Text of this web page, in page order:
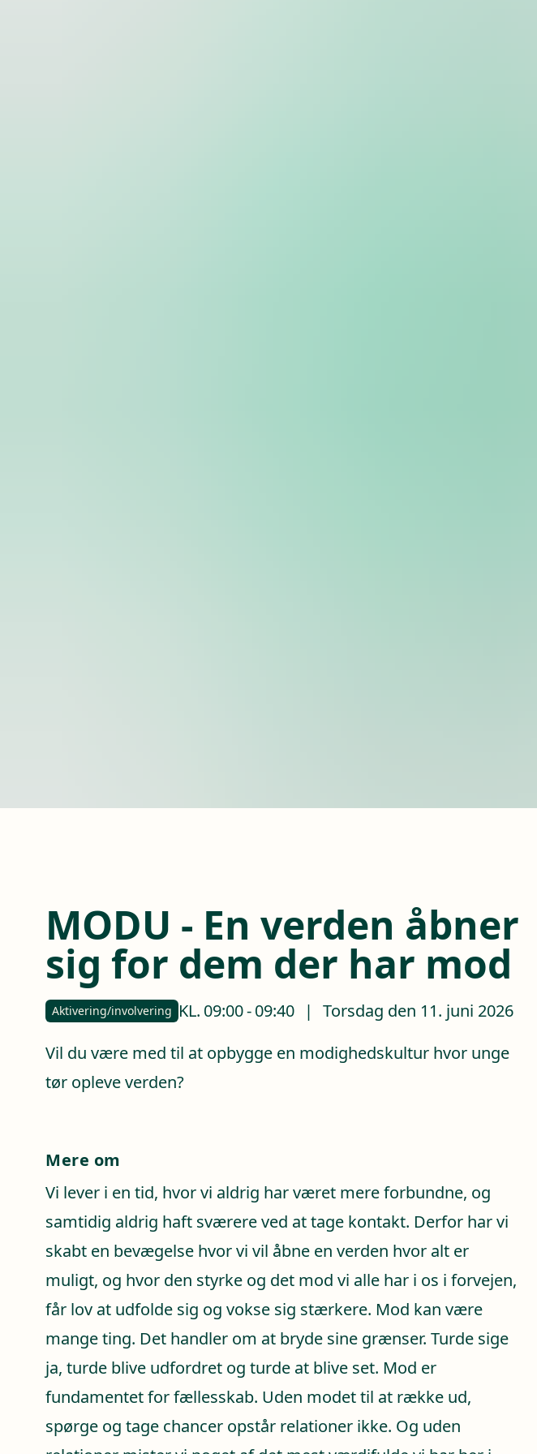
MODU - En verden åbner
sig for dem der har mod
Aktivering/involvering KL. 09:00-09:40 | Torsdag den 11. juni 2026
Vil du være med til at opbygge en modighedskultur hvor unge
tør opleve verden?
Mere om
Vi lever i en tid, hvor vi aldrig har været mere forbundne, og
samtidig aldrig haft sværere ved at tage kontakt. Derfor har vi
skabt en bevægelse hvor vi vil åbne en verden hvor alt er
muligt, og hvor den styrke og det mod vi alle har i os i forvejen,
får lov at udfolde sig og vokse sig stærkere. Mod kan være
mange ting. Det handler om at bryde sine grænser. Turde sige
ja, turde blive udfordret og turde at blive set. Mod er
fundamentet for fællesskab. Uden modet til at række ud,
spørge og tage chancer opstår relationer ikke. Og uden